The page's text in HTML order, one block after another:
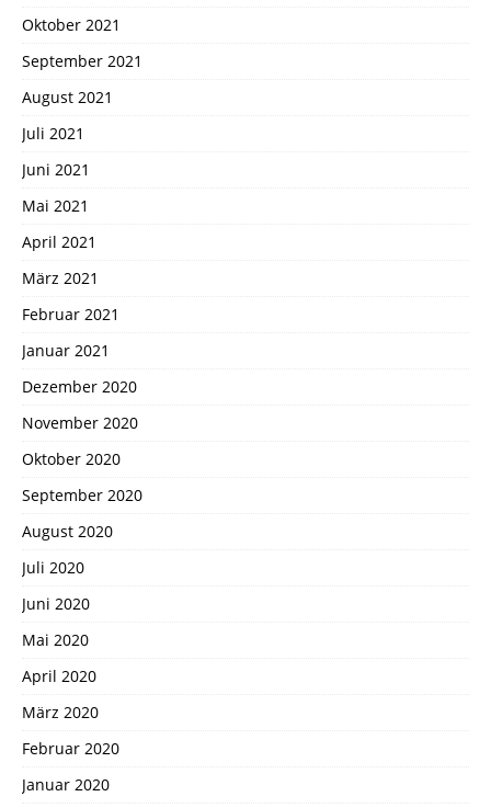
Oktober 2021
September 2021
August 2021
Juli 2021
Juni 2021
Mai 2021
April 2021
März 2021
Februar 2021
Januar 2021
Dezember 2020
November 2020
Oktober 2020
September 2020
August 2020
Juli 2020
Juni 2020
Mai 2020
April 2020
März 2020
Februar 2020
Januar 2020